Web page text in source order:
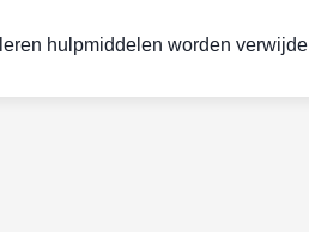
hulpmiddelen worden